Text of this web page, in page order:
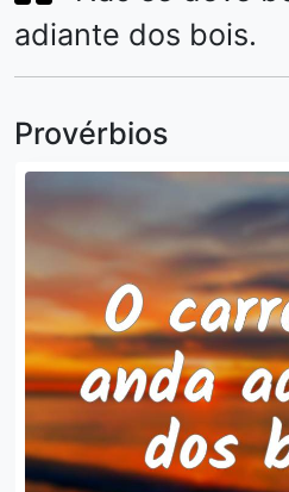
adiante dos bois.
Provérbios